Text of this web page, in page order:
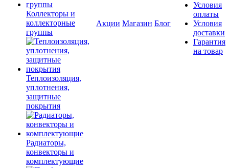
Коллекторы и
коллекторные
группы
Теплоизоляция,
уплотнения,
защитные
покрытия
Радиаторы,
конвекторы и
комплектующие
Акции Магазин Блог
Условия
оплаты
Условия
доставки
Гарантия
на товар